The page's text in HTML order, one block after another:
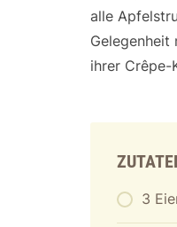
alle
ihrer Crêpe-
3